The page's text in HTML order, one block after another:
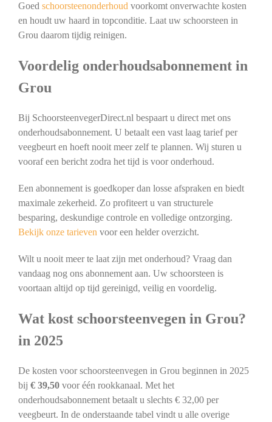
Goed schoorsteenonderhoud voorkomt onverwachte kosten
en houdt uw haard in topconditie. Laat uw schoorsteen in
Grou daarom tijdig reinigen.
Voordelig onderhoudsabonnement in
Grou
Bij SchoorsteenvegerDirect.nl bespaart u direct met ons
onderhoudsabonnement. U betaalt een vast laag tarief per
veegbeurt en hoeft nooit meer zelf te plannen. Wij sturen u
vooraf een bericht zodra het tijd is voor onderhoud.
Een abonnement is goedkoper dan losse afspraken en biedt
maximale zekerheid. Zo profiteert u van structurele
besparing, deskundige controle en volledige ontzorging.
Bekijk onze tarieven voor een helder overzicht.
Wilt u nooit meer te laat zijn met onderhoud? Vraag dan
vandaag nog ons abonnement aan. Uw schoorsteen is
voortaan altijd op tijd gereinigd, veilig en voordelig.
Wat kost schoorsteenvegen in Grou?
in 2025
De kosten voor schoorsteenvegen in Grou beginnen in 2025
bij € 39,50voor één rookkanaal. Met het
onderhoudsabonnement betaalt u slechts € 32,00 per
veegbeurt. In de onderstaande tabel vindt u alle overige